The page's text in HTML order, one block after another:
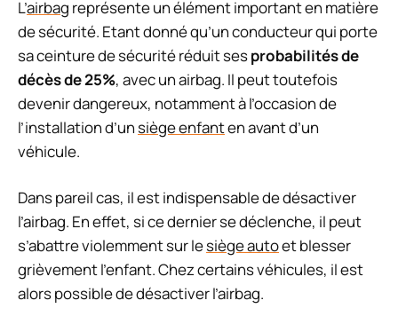
L’airbag représente un élément important en matière
de sécurité. Etant donné qu’un conducteur qui porte
sa ceinture de sécurité réduit sesprobabilités de
décès de 25%, avec un airbag. Il peut toutefois
devenir dangereux, notamment à l’occasion de
l’installation d’unsiège enfanten avant d’un
véhicule.
Dans pareil cas, il est indispensable de désactiver
l’airbag. En effet, si ce dernier se déclenche, il peut
s’abattre violemment sur lesiège autoet blesser
grièvement l’enfant. Chez certains véhicules, il est
alors possible de désactiver l’airbag.